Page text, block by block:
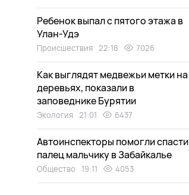
Ребенок выпал с пятого этажа в
Улан-Удэ
Происшествия 22:18 7026
Как выглядят медвежьи метки на
деревьях, показали в
заповеднике Бурятии
Экология 21:01 6437
Автоинспекторы помогли спасти
палец мальчику в Забайкалье
Общество 19:11 4053